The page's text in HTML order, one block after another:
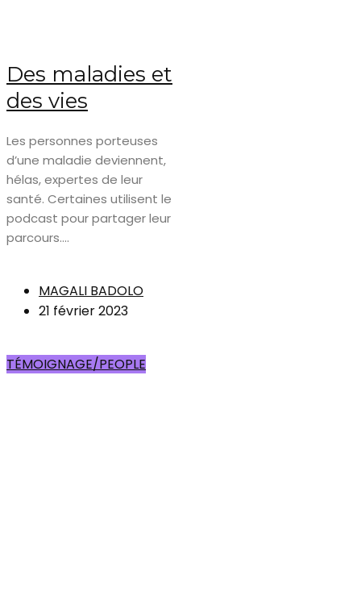
Des maladies et
des vies
Les personnes porteuses
d’une maladie deviennent,
hélas, expertes de leur
santé. Certaines utilisent le
podcast pour partager leur
parcours....
MAGALI BADOLO
21 février 2023
TÉMOIGNAGE/PEOPLE